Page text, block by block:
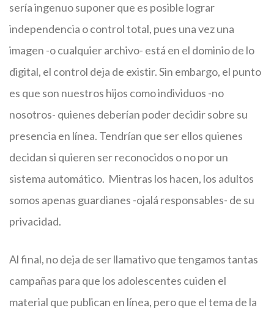
sería ingenuo suponer que es posible lograr
independencia o control total, pues una vez una
imagen -o cualquier archivo- está en el dominio de lo
digital, el control deja de existir. Sin embargo, el punto
es que son nuestros hijos como individuos -no
nosotros- quienes deberían poder decidir sobre su
presencia en línea. Tendrían que ser ellos quienes
decidan si quieren ser reconocidos o no por un
sistema automático. Mientras los hacen, los adultos
somos apenas guardianes -ojalá responsables- de su
privacidad.
Al final, no deja de ser llamativo que tengamos tantas
campañas para que los adolescentes cuiden el
material que publican en línea, pero que el tema de la